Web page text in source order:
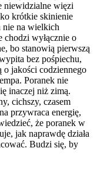
niewidzialne więzi
krótkie skinienie
nie na wielkich
chodzi wyłącznie o
bo stanowią pierwszą
bez pośpiechu,
o jakości codziennego
Poranek nie
inaczej niż zimą.
cichszy, czasem
przywraca energię,
że poranek w
jak naprawdę działa
Budzi się, by